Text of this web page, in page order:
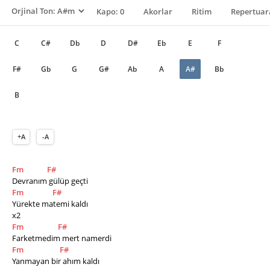
Kapo: 0 Akorlar Ritim
C C# Db D D# Eb E F
F# Gb G G# Ab A A# Bb
B
+A -A
Fm
F#
Devranım gülüp geçti
Fm
F#
Yürekte matemi kaldı
x2
Fm
F#
Farketmedim mert namerdi
Fm
F#
Yanmayan bir ahım kaldı